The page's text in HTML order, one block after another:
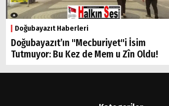
Doğubayazıt Haberleri
Doğubayazıt’ın "Mecburiyet"i İsim
Tutmuyor: Bu Kez de Mem u Zîn Oldu!